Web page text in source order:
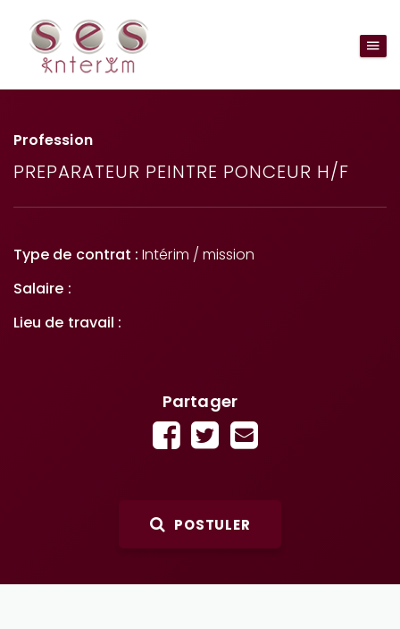
Profession
PREPARATEUR PEINTRE PONCEUR H/F
Type de contrat : Intérim / mission
Salaire :
Lieu de travail :
Partager
POSTULER